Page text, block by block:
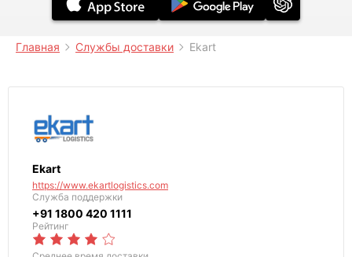
Главная Службы доставки Ekart
Ekart
https://www.ekartlogistics.com
Служба поддержки
+91 1800 420 1111
Рейтинг